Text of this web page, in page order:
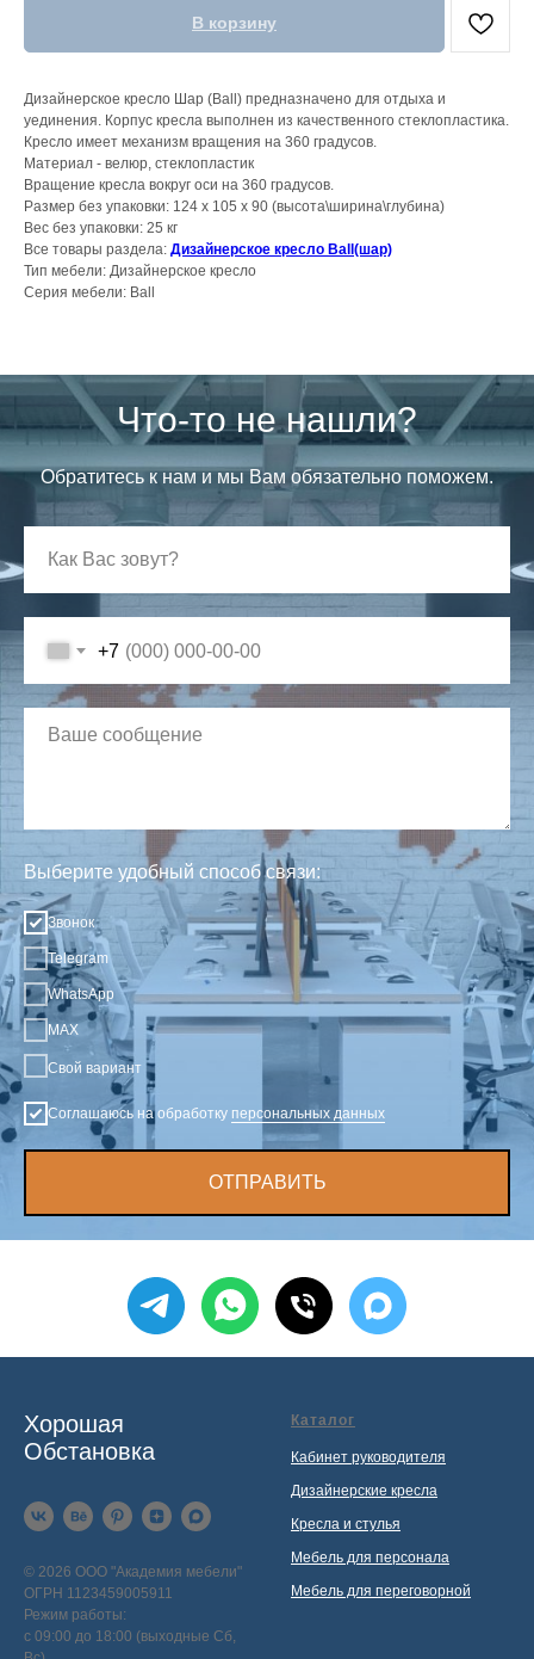
В корзину
Дизайнерское кресло Шар (Ball) предназначено для отдыха и
уединения. Корпус кресла выполнен из качественного стеклопластика.
Кресло имеет механизм вращения на 360 градусов.
Материал - велюр, стеклопластик
Вращение кресла вокруг оси на 360 градусов.
Размер без упаковки: 124 х 105 х 90 (высота\ширина\глубина)
Вес без упаковки: 25 кг
Все товары раздела: Дизайнерское кресло Ball(шар)
Тип мебели: Дизайнерское кресло
Серия мебели: Ball
Что-то не нашли?
Обратитесь к нам и мы Вам обязательно поможем.
+7
Выберите удобный способ связи:
Звонок
Telegram
WhatsApp
MAX
Свой вариант
Соглашаюсь на обработку персональных данных
ОТПРАВИТЬ
Хорошая
Обстановка
© 2026 ООО "Академия мебели"
ОГРН 1123459005911
Режим работы:
с 09:00 до 18:00 (выходные Сб,
Каталог
Кабинет руководителя
Дизайнерские кресла
Кресла и стулья
Мебель для персонала
Мебель для переговорной